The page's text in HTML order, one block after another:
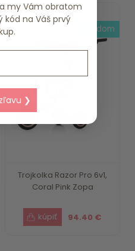
Trojkolka Razor Pro 6v1,
Coral Pink Zopa
94.40 €
skladom
my Vám obratom
kód na Váš prvý
❯